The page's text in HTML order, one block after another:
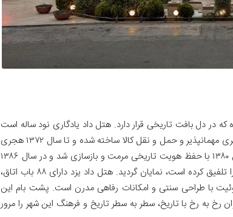
و 4 ستاره این شهر بوده که در دل بافت تاریخی قرار دارد. هتل داد یادگاری نود ساله است
که در مرکز تاریخی شهر ۳۰۰۰ ساله یزد می‌باشد. این بنا با کاربری مهمانپذیر و حمل و نقل کالا ساخته شده و تا سال ۱۳۷۲ هجری
شمسی نیز به کار خود ادامه داد. هتل سنتی داد یزد در سال ۱۳۸۰ با حفظ هویت تاریخی مرمت و بازسازی شد و در سال ۱۳۸۶
نتیجه یک هتل کلاسیک ایرانی-یزدی که سنت و مدرنیته را تلفیق کرده ‌است، نمایان گردید. هتل داد یزد دارای ۸۸ باب اتاق،
با طراحی سنتی و امکانات رفاهی مدرن است. پشت بام این
به رخ با تاریخ، سطر به سطر تاریخ و فرهنگ این شهر را مرور